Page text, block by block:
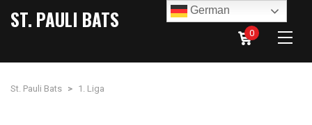
ST. PAULI BATS
0
St. Pauli Bats > 1. Liga
German